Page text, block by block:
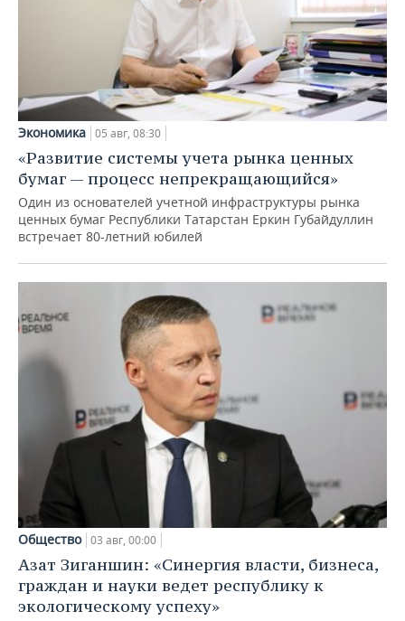
Экономика 05 авг, 08:30
«Развитие системы учета рынка ценных
бумаг — процесс непрекращающийся»
Один из основателей учетной инфраструктуры рынка
ценных бумаг Республики Татарстан Еркин Губайдуллин
встречает 80-летний юбилей
Общество 03 авг, 00:00
Азат Зиганшин: «Синергия власти, бизнеса,
граждан и науки ведет республику к
экологическому успеху»